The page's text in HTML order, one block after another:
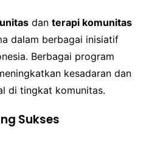
dan terapi komunitas
dalam berbagai inisiatif
Berbagai program
kesadaran dan
di tingkat komunitas.
Sukses